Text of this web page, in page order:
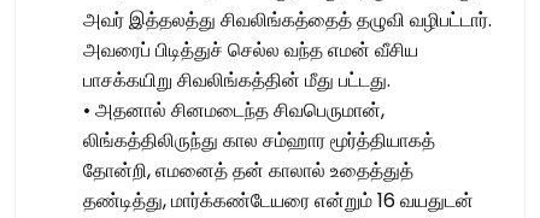
அவர் இத்தலத்து சிவலிங்கத்தைத் தழுவி வழிபட்டார்.
அவரைப் பிடித்துச் செல்ல வந்த எமன் வீசிய
பாசக்கயிறு சிவலிங்கத்தின் மீது பட்டது.
• அதனால் சினமடைந்த சிவபெருமான்,
லிங்கத்திலிருந்து கால சம்ஹார மூர்த்தியாகத்
தோன்றி, எமனைத் தன் காலால் உதைத்துத்
தண்டித்து, மார்க்கண்டேயரை என்றும் 16 வயதுடன்